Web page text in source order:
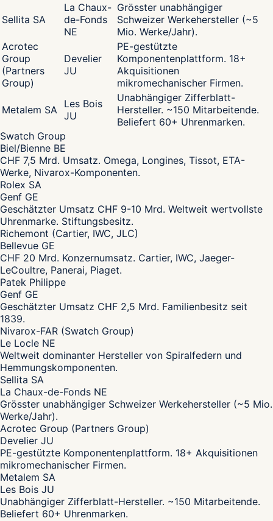
Sellita SA
La Chaux-
de-Fonds
NE
Grösster unabhängiger
Schweizer Werkehersteller (~5
Mio. Werke/Jahr).
Acrotec
Group
(Partners
Group)
Develier
JU
PE-gestützte
Komponentenplattform. 18+
Akquisitionen
mikromechanischer Firmen.
Metalem SA Les Bois
JU
Unabhängiger Zifferblatt-
Hersteller. ~150 Mitarbeitende.
Beliefert 60+ Uhrenmarken.
Swatch Group
Biel/Bienne BE
CHF 7,5 Mrd. Umsatz. Omega, Longines, Tissot, ETA-
Werke, Nivarox-Komponenten.
Rolex SA
Genf GE
Geschätzter Umsatz CHF 9-10 Mrd. Weltweit wertvollste
Uhrenmarke. Stiftungsbesitz.
Richemont (Cartier, IWC, JLC)
Bellevue GE
CHF 20 Mrd. Konzernumsatz. Cartier, IWC, Jaeger-
LeCoultre, Panerai, Piaget.
Patek Philippe
Genf GE
Geschätzter Umsatz CHF 2,5 Mrd. Familienbesitz seit
1839.
Nivarox-FAR (Swatch Group)
Le Locle NE
Weltweit dominanter Hersteller von Spiralfedern und
Hemmungskomponenten.
Sellita SA
La Chaux-de-Fonds NE
Grösster unabhängiger Schweizer Werkehersteller (~5 Mio.
Werke/Jahr).
Acrotec Group (Partners Group)
Develier JU
PE-gestützte Komponentenplattform. 18+ Akquisitionen
mikromechanischer Firmen.
Metalem SA
Les Bois JU
Unabhängiger Zifferblatt-Hersteller. ~150 Mitarbeitende.
Beliefert 60+ Uhrenmarken.